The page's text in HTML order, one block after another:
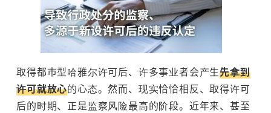
取得都市型哈雅尔许可后、许多事业者会产生先拿到
许可就放心的心态。然而、现实恰恰相反、取得许可
后的时期、正是监察风险最高的阶段。近年来、甚至